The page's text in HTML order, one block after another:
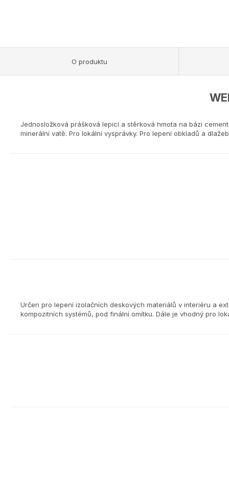
O produktu
Jednosložková prášková lepicí a stěrková hmota na bázi
minerální vatě. Pro lokální vysprávky. Pro lepení obkladů a
Určen pro lepení izolačních deskových materiálů v interiéru a
kompozitních systémů, pod finální omítku. Dále je vhodný pro